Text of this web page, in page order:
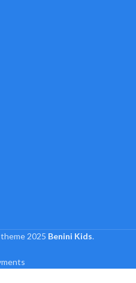
theme 2025 Benini Kids.